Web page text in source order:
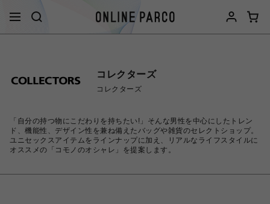
コレクターズ
コレクターズ
「自分の持つ物にこだわりを持ちたい!」そんな男性を中心にしたトレン
ド、機能性、デザイン性を兼ね備えたバッグや雑貨のセレクトショップ。
ユニセックスアイテムをラインナップに加え、リアルなライフスタイルに
オススメの「コモノのオシャレ」を提案します。